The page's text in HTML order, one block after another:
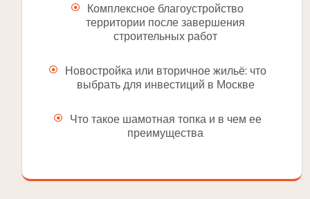
Комплексное благоустройство
территории после завершения
строительных работ
Новостройка или вторичное жильё: что
выбрать для инвестиций в Москве
Что такое шамотная топка и в чем ее
преимущества